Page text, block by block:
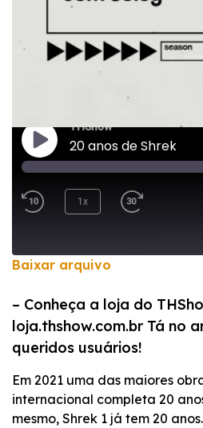
THShow
20 anos de Shrek
1x
FEED RSS
LINK
Baixar arquivo
– Conheça a loja do
loja.thshow.com.br Tá no
queridos usuários!
Em 2021 uma das maiores
internacional completa 20
mesmo, Shrek 1 já tem 20